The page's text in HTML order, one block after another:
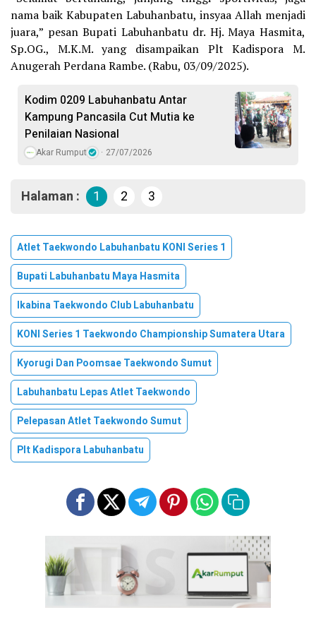
nama baik Kabupaten Labuhanbatu, insyaa Allah menjadi
juara,” pesan Bupati Labuhanbatu dr. Hj. Maya Hasmita,
Sp.OG., M.K.M. yang disampaikan Plt Kadispora M.
Anugerah Perdana Rambe. (Rabu, 03/09/2025).
Kodim 0209 Labuhanbatu Antar
Kampung Pancasila Cut Mutia ke
Penilaian Nasional
Akar Rumput 27/07/2026
Halaman : 1 2 3
Atlet Taekwondo Labuhanbatu KONI Series 1
Bupati Labuhanbatu Maya Hasmita
Ikabina Taekwondo Club Labuhanbatu
KONI Series 1 Taekwondo Championship Sumatera Utara
Kyorugi Dan Poomsae Taekwondo Sumut
Labuhanbatu Lepas Atlet Taekwondo
Pelepasan Atlet Taekwondo Sumut
Plt Kadispora Labuhanbatu